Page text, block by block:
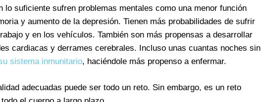
lo suficiente sufren problemas mentales como una menor función
y aumento de la depresión. Tienen más probabilidades de sufrir
y en los vehículos. También son más propensas a desarrollar
cardiacas y derrames cerebrales. Incluso unas cuantas noches sin
sistema inmunitario, haciéndole más propenso a enfermar.
adecuadas puede ser todo un reto. Sin embargo, es un reto